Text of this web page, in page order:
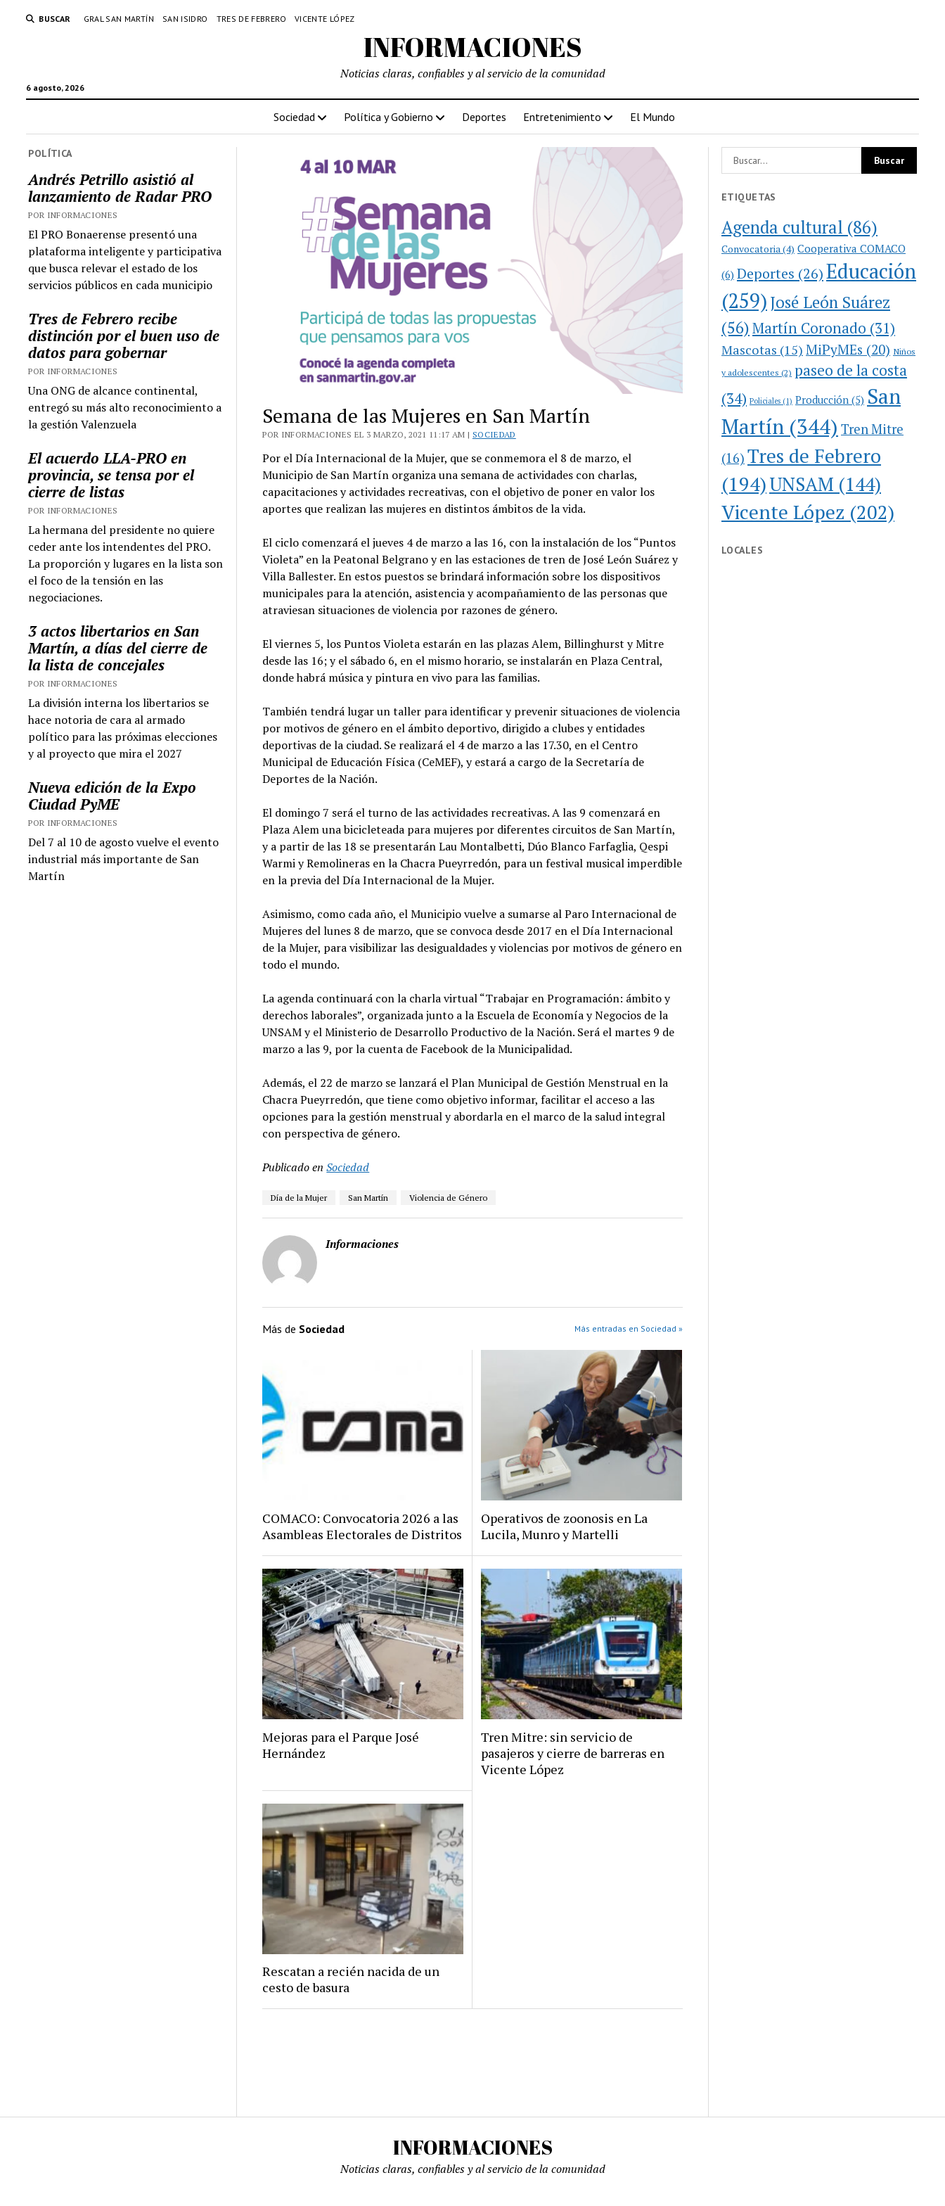
BUSCAR GRAL SAN MARTÍN SAN ISIDRO TRES DE FEBRERO VICENTE LÓPEZ
INFORMACIONES
6 agosto, 2026
Noticias claras, confiables y al servicio de la comunidad
Sociedad Política y Gobierno Deportes Entretenimiento El Mundo
POLÍTICA
Andrés Petrillo asistió al
lanzamiento de Radar PRO
POR INFORMACIONES
El PRO Bonaerense presentó una
plataforma inteligente y participativa
que busca relevar el estado de los
servicios públicos en cada municipio
Tres de Febrero recibe
distinción por el buen uso de
datos para gobernar
POR INFORMACIONES
Una ONG de alcance continental,
entregó su más alto reconocimiento a
la gestión Valenzuela
El acuerdo LLA-PRO en
provincia, se tensa por el
cierre de listas
POR INFORMACIONES
La hermana del presidente no quiere
ceder ante los intendentes del PRO.
La proporción y lugares en la lista son
el foco de la tensión en las
negociaciones.
3 actos libertarios en San
Martín, a días del cierre de
la lista de concejales
POR INFORMACIONES
La división interna los libertarios se
hace notoria de cara al armado
político para las próximas elecciones
y al proyecto que mira el 2027
Nueva edición de la Expo
Ciudad PyME
POR INFORMACIONES
Del 7 al 10 de agosto vuelve el evento
industrial más importante de San
Martín
Semana de las Mujeres en San Martín
POR INFORMACIONES EL 3 MARZO, 2021 11:17 AM | SOCIEDAD
Por el Día Internacional de la Mujer, que se conmemora el 8 de marzo, el
Municipio de San Martín organiza una semana de actividades con charlas,
capacitaciones y actividades recreativas, con el objetivo de poner en valor los
aportes que realizan las mujeres en distintos ámbitos de la vida.
El ciclo comenzará el jueves 4 de marzo a las 16, con la instalación de los “Puntos
Violeta” en la Peatonal Belgrano y en las estaciones de tren de José León Suárez y
Villa Ballester. En estos puestos se brindará información sobre los dispositivos
municipales para la atención, asistencia y acompañamiento de las personas que
atraviesan situaciones de violencia por razones de género.
El viernes 5, los Puntos Violeta estarán en las plazas Alem, Billinghurst y Mitre
desde las 16; y el sábado 6, en el mismo horario, se instalarán en Plaza Central,
donde habrá música y pintura en vivo para las familias.
También tendrá lugar un taller para identificar y prevenir situaciones de violencia
por motivos de género en el ámbito deportivo, dirigido a clubes y entidades
deportivas de la ciudad. Se realizará el 4 de marzo a las 17.30, en el Centro
Municipal de Educación Física (CeMEF), y estará a cargo de la Secretaría de
Deportes de la Nación.
El domingo 7 será el turno de las actividades recreativas. A las 9 comenzará en
Plaza Alem una bicicleteada para mujeres por diferentes circuitos de San Martín,
y a partir de las 18 se presentarán Lau Montalbetti, Dúo Blanco Farfaglia, Qespi
Warmi y Remolineras en la Chacra Pueyrredón, para un festival musical imperdible
en la previa del Día Internacional de la Mujer.
Asimismo, como cada año, el Municipio vuelve a sumarse al Paro Internacional de
Mujeres del lunes 8 de marzo, que se convoca desde 2017 en el Día Internacional
de la Mujer, para visibilizar las desigualdades y violencias por motivos de género en
todo el mundo.
La agenda continuará con la charla virtual “Trabajar en Programación: ámbito y
derechos laborales”, organizada junto a la Escuela de Economía y Negocios de la
UNSAM y el Ministerio de Desarrollo Productivo de la Nación. Será el martes 9 de
marzo a las 9, por la cuenta de Facebook de la Municipalidad.
Además, el 22 de marzo se lanzará el Plan Municipal de Gestión Menstrual en la
Chacra Pueyrredón, que tiene como objetivo informar, facilitar el acceso a las
opciones para la gestión menstrual y abordarla en el marco de la salud integral
con perspectiva de género.
Publicado en Sociedad
Día de la Mujer San Martín Violencia de Género
Informaciones
Más de Sociedad Más entradas en Sociedad »
COMACO: Convocatoria 2026 a las
Asambleas Electorales de Distritos
Operativos de zoonosis en La
Lucila, Munro y Martelli
Mejoras para el Parque José
Hernández
Tren Mitre: sin servicio de
pasajeros y cierre de barreras en
Vicente López
Rescatan a recién nacida de un
cesto de basura
ETIQUETAS
Agenda cultural (86)
Convocatoria (4) Cooperativa COMACO
(6) Deportes (26)Educación
(259)José León Suárez
(56)Martín Coronado (31)
Mascotas (15) MiPyMEs (20) Niños
y adolescentes (2) paseo de la costa
(34) Policiales (1) Producción (5) San
Martín (344) Tren Mitre
(16) Tres de Febrero
(194)UNSAM (144)
Vicente López (202)
LOCALES
INFORMACIONES
Noticias claras, confiables y al servicio de la comunidad